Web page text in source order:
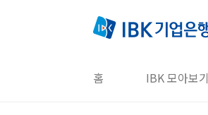
홈 IBK 모아보기